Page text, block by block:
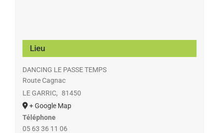
Lieu
DANCING LE PASSE TEMPS
Route Cagnac
LE GARRIC, 81450
+ Google Map
Téléphone
05 63 36 11 06